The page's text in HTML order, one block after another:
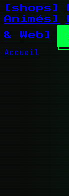
[shops]
Animés]
& Web]
Accueil